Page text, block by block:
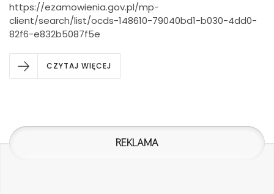
https://ezamowienia.gov.pl/mp-
client/search/list/ocds-148610-79040bd1-b030-4dd0-
82f6-e832b5087f5e
CZYTAJ WIĘCEJ
REKLAMA